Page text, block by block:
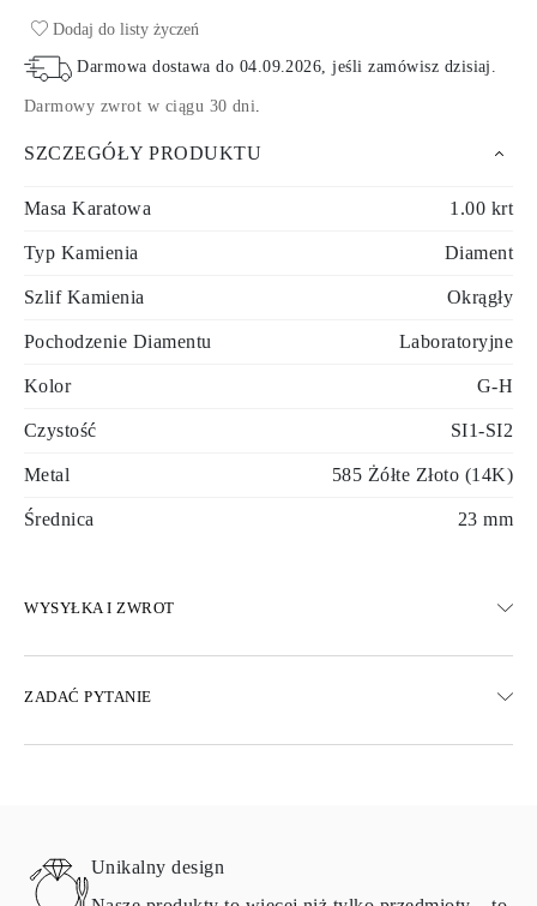
Dodaj do listy życzeń
Darmowa dostawa do 04.09.2026, jeśli zamówisz dzisiaj .
Darmowy zwrot w ciągu 30 dni.
SZCZEGÓŁY PRODUKTU
Masa Karatowa 1.00 krt
Typ Kamienia Diament
Szlif Kamienia Okrągły
Pochodzenie Diamentu Laboratoryjne
Kolor G-H
Czystość SI1-SI2
Metal 585 Żółte Złoto (14K)
Średnica 23 mm
WYSYŁKA I ZWROT
Dostępne są również opcje dostawy ekspresowej
Aby uzyskać szczegółowe informacje na temat metod wysyłki,
ZADAĆ PYTANIE
Unikalny design